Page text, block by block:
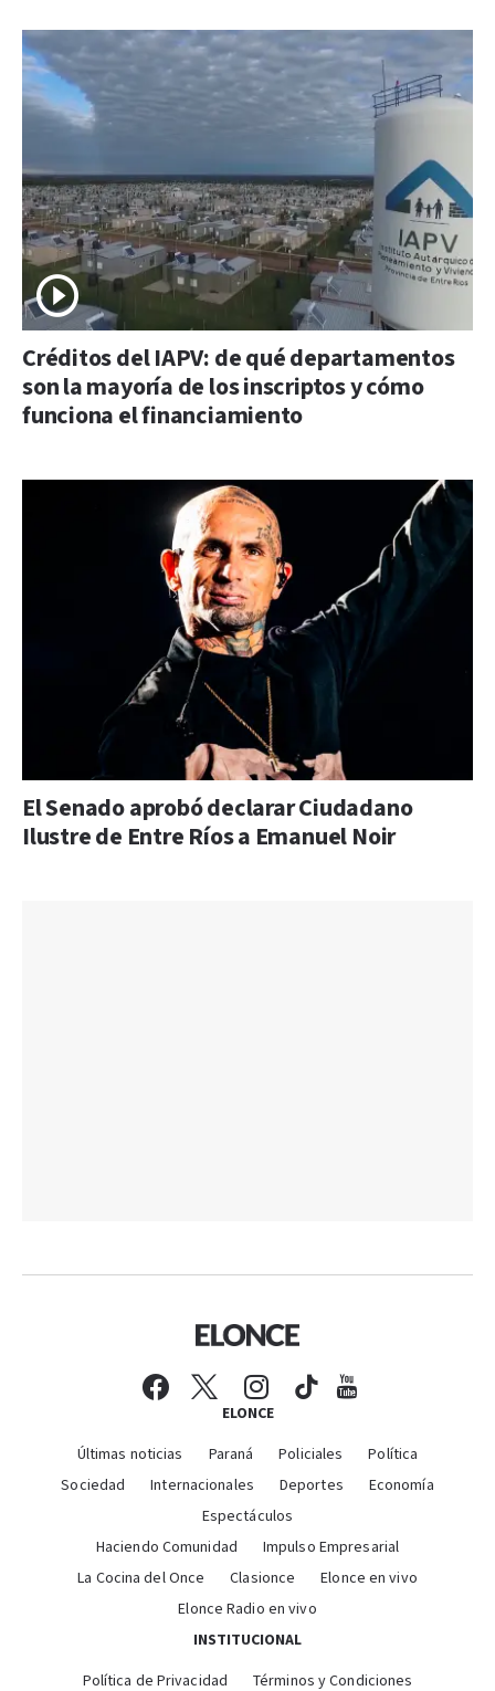
Créditos del IAPV: de qué departamentos
son la mayoría de los inscriptos y cómo
funciona el financiamiento
El Senado aprobó declarar Ciudadano
Ilustre de Entre Ríos a Emanuel Noir
ELONCE
Últimas noticias Paraná Policiales
Política
Sociedad
Internacionales Deportes
Economía
Espectáculos
Haciendo Comunidad
Impulso Empresarial
La Cocina del Once
Clasionce
Elonce en vivo
Elonce Radio en vivo
INSTITUCIONAL
Política de Privacidad Términos y Condiciones